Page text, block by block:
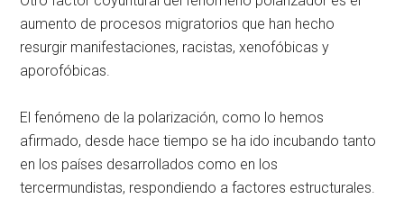
aumento de procesos migratorios que han hecho
resurgir manifestaciones, racistas, xenofóbicas y
aporofóbicas.
El fenómeno de la polarización, como lo hemos
afirmado, desde hace tiempo se ha ido incubando tanto
en los países desarrollados como en los
tercermundistas, respondiendo a factores estructurales.